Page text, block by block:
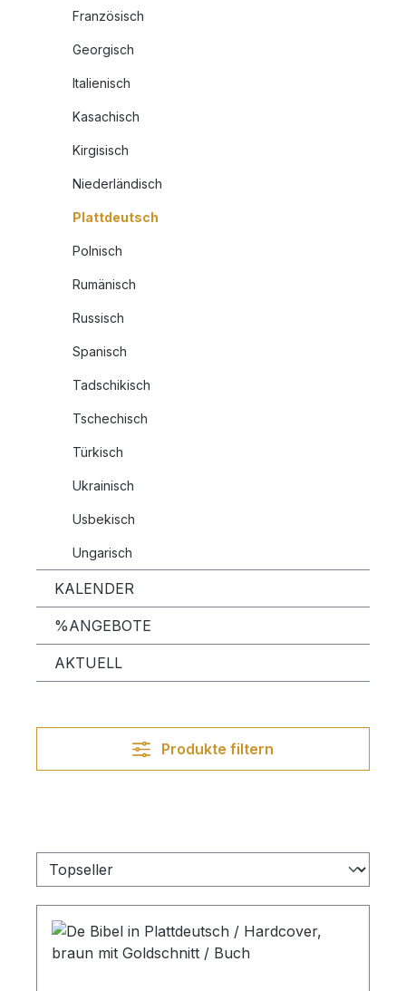
Französisch
Georgisch
Italienisch
Kasachisch
Kirgisisch
Niederländisch
Plattdeutsch
Polnisch
Rumänisch
Russisch
Spanisch
Tadschikisch
Tschechisch
Türkisch
Ukrainisch
Usbekisch
Ungarisch
KALENDER
%ANGEBOTE
AKTUELL
Produkte filtern